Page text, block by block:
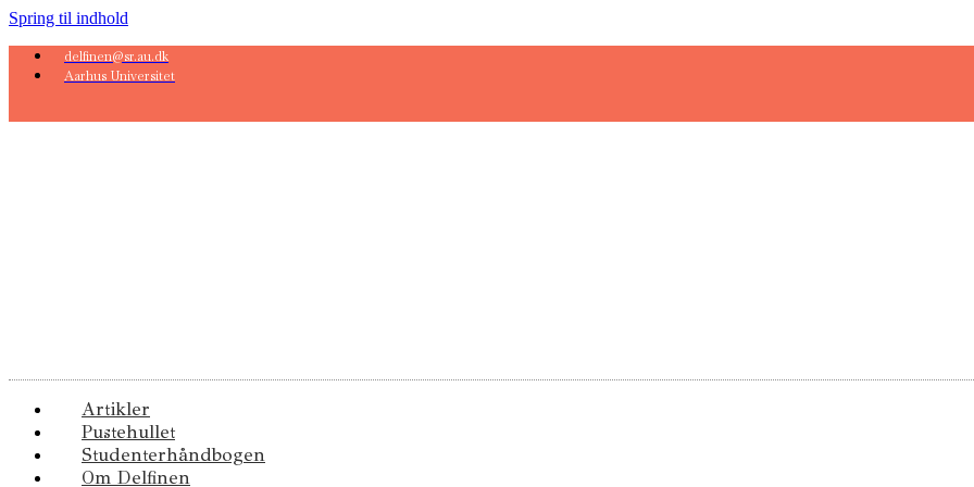
Spring til indhold
delfinen@sr.au.dk
Aarhus Universitet
Artikler
Pustehullet
Studenterhåndbogen
Om Delfinen